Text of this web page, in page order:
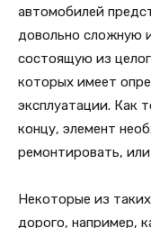
автомобилей
довольно сложную
состоящую из
которых имеет
эксплуатации. Как
концу, элемент
ремонтировать,
Некоторые из
дорого, например,